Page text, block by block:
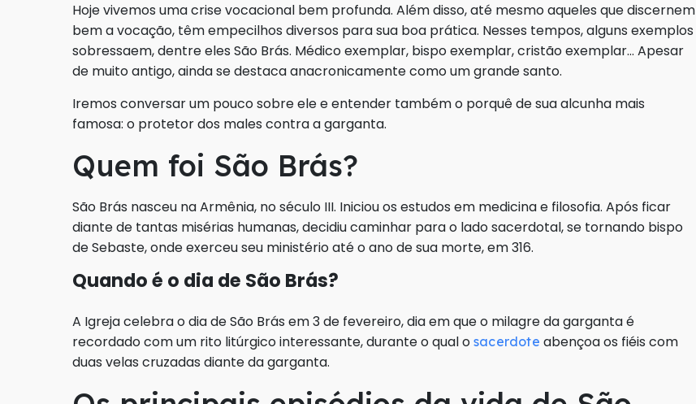
Hoje vivemos uma crise vocacional bem profunda. Além disso, até mesmo aqueles que discernem
bem a vocação, têm empecilhos diversos para sua boa prática. Nesses tempos, alguns exemplos
sobressaem, dentre eles São Brás. Médico exemplar, bispo exemplar, cristão exemplar… Apesar
de muito antigo, ainda se destaca anacronicamente como um grande santo.
Iremos conversar um pouco sobre ele e entender também o porquê de sua alcunha mais
famosa: o protetor dos males contra a garganta.
Quem foi São Brás?
São Brás nasceu na Armênia, no século III. Iniciou os estudos em medicina e filosofia. Após ficar
diante de tantas misérias humanas, decidiu caminhar para o lado sacerdotal, se tornando bispo
de Sebaste, onde exerceu seu ministério até o ano de sua morte, em 316.
Quando é o dia de São Brás?
A Igreja celebra o dia de São Brás em 3 de fevereiro, dia em que o milagre da garganta é
recordado com um rito litúrgico interessante, durante o qual o sacerdote abençoa os fiéis com
duas velas cruzadas diante da garganta.